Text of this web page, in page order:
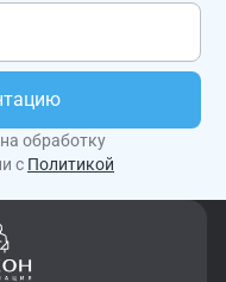
на обработку
с Политикой